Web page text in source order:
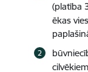
(platība
ēkas